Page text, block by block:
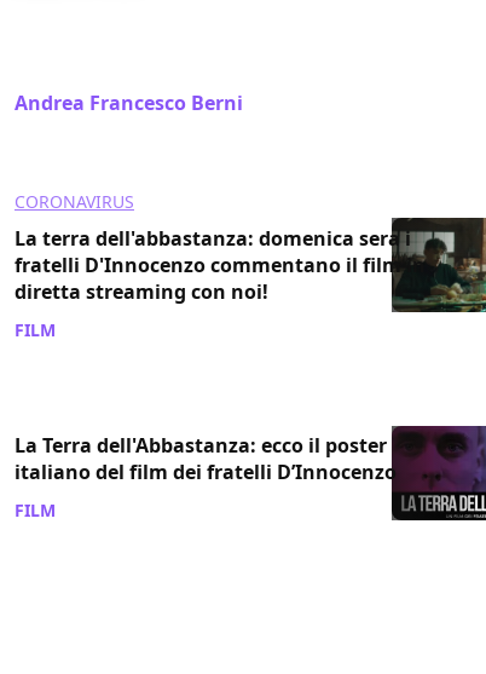
Andrea Francesco Berni
CORONAVIRUS
La terra dell'abbastanza: domenica sera i
fratelli D'Innocenzo commentano il film in
diretta streaming con noi!
FILM
La Terra dell'Abbastanza: ecco il poster
italiano del film dei fratelli D’Innocenzo
FILM